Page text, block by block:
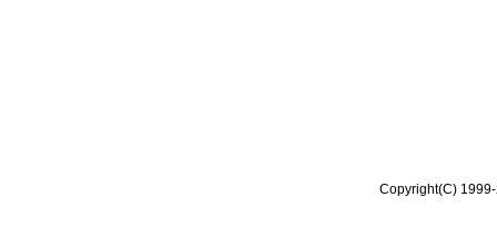
Copyright(C)